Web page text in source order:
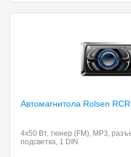
Автомагнитола Rolsen
4x50 Вт, тюнер (FM), MP3,
подсветка, 1 DIN